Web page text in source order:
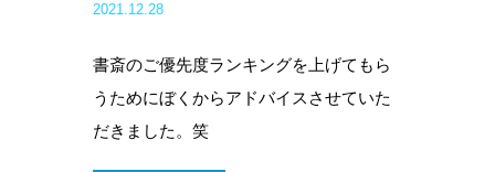
2021.12.28
書斎のご優先度ランキングを上げてもら
うためにぼくからアドバイスさせていた
だきました。笑